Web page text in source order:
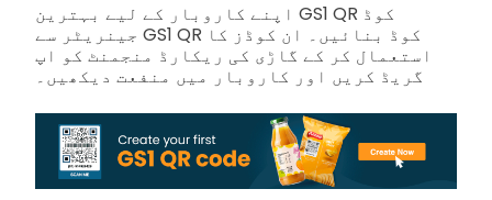
اپنے کاروبار کے لیے بہترین GS1 QR کوڈ
جینریٹر سے GS1 QR کوڈ بنائیں۔ ان کوڈز کا
استعمال کر کے گاڑی کی ریکارڈ منجمنٹ کو اپ
گریڈ کریں اور کاروبار میں منفعت دیکھیں۔